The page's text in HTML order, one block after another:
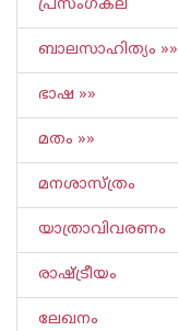
പ്രസംഗകല
ബാലസാഹിത്യം »»
ഭാഷ »»
മതം »»
മനശാസ്ത്രം
യാത്രാവിവരണം
രാഷ്ട്രീയം
ലേഖനം